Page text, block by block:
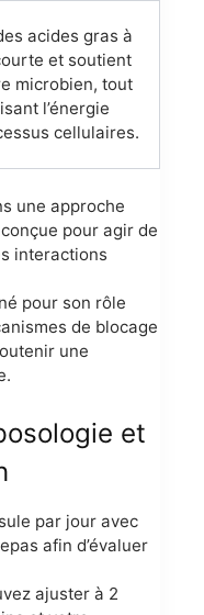
acides gras à
et soutient
microbien, tout
l’énergie
cellulaires.
une approche
pour agir de
interactions
pour son rôle
de blocage
une
et
par jour avec
afin d’évaluer
ajuster à 2